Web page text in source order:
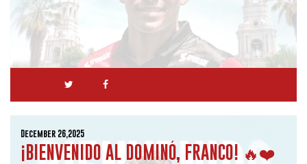
December 26,2025
¡BIENVENIDO AL DOMINÓ, FRANCO! 🔥❤️